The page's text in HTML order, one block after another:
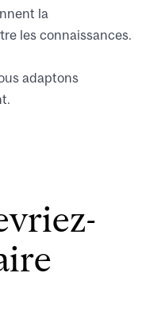
la
les connaissances.
adaptons